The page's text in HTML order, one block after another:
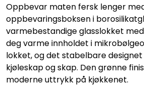
Oppbevar maten fersk lenger
oppbevaringsboksen i
varmebestandige glasslokket
deg varme innholdet i
lokket, og det stabelbare
kjøleskap og skap. Den grønne
moderne uttrykk på kjøkkenet.